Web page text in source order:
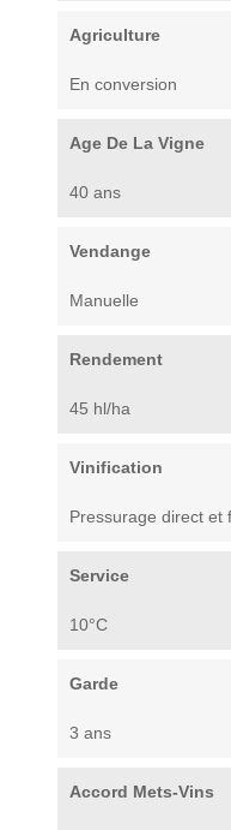
Agriculture
En conversion
Age De La Vigne
40 ans
Vendange
Manuelle
Rendement
45 hl/ha
Vinification
Pressurage direct et
Service
10°C
Garde
3 ans
Accord Mets-Vins